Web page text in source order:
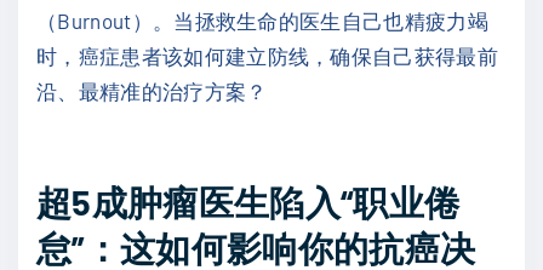
（Burnout）。当拯救生命的医生自己也精疲力竭
时，癌症患者该如何建立防线，确保自己获得最前
沿、最精准的治疗方案？
超5成肿瘤医生陷入“职业倦
怠”：这如何影响你的抗癌决